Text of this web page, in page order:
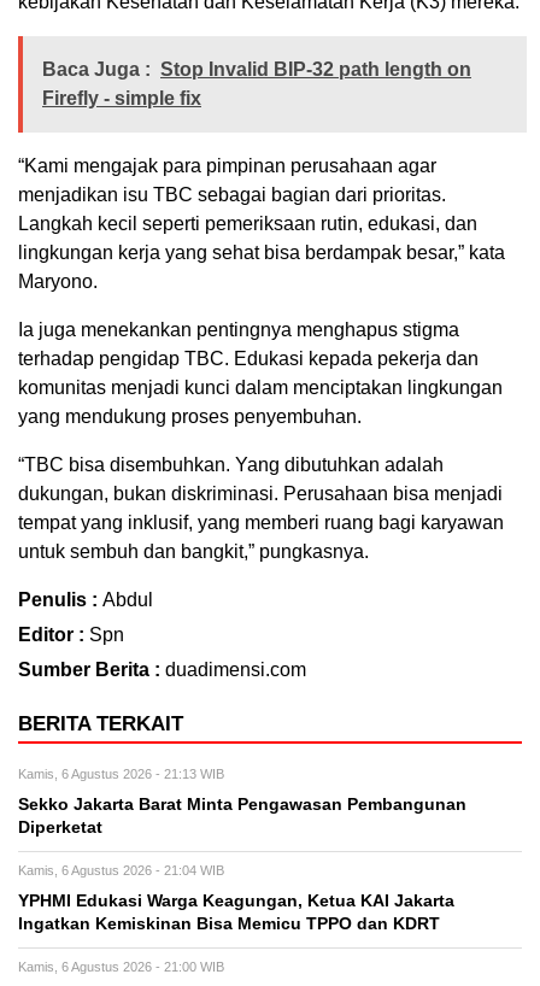
Baca Juga : Stop Invalid BIP-32 path length on
Firefly - simple fix
“Kami mengajak para pimpinan perusahaan agar
menjadikan isu TBC sebagai bagian dari prioritas.
Langkah kecil seperti pemeriksaan rutin, edukasi, dan
lingkungan kerja yang sehat bisa berdampak besar,” kata
Maryono.
Ia juga menekankan pentingnya menghapus stigma
terhadap pengidap TBC. Edukasi kepada pekerja dan
komunitas menjadi kunci dalam menciptakan lingkungan
yang mendukung proses penyembuhan.
“TBC bisa disembuhkan. Yang dibutuhkan adalah
dukungan, bukan diskriminasi. Perusahaan bisa menjadi
tempat yang inklusif, yang memberi ruang bagi karyawan
untuk sembuh dan bangkit,” pungkasnya.
Penulis : Abdul
Editor : Spn
Sumber Berita : duadimensi.com
BERITA TERKAIT
Kamis, 6 Agustus 2026 - 21:13 WIB
Sekko Jakarta Barat Minta Pengawasan Pembangunan
Diperketat
Kamis, 6 Agustus 2026 - 21:04 WIB
YPHMI Edukasi Warga Keagungan, Ketua KAI Jakarta
Ingatkan Kemiskinan Bisa Memicu TPPO dan KDRT
Kamis, 6 Agustus 2026 - 21:00 WIB